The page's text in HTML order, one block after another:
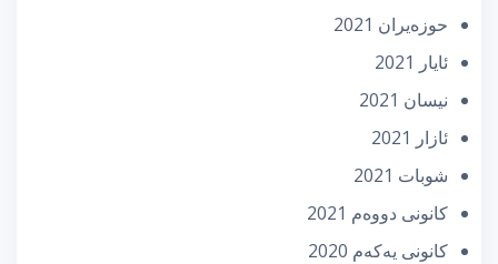
حوزه‌یران 2021
ئایار 2021
نیسان 2021
ئازار 2021
شوبات 2021
كانونی دووه‌م 2021
كانونی یه‌كه‌م 2020